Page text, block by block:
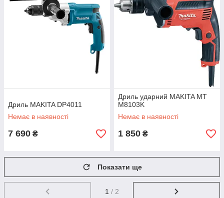
Дриль MAKITA DP4011
Немає в наявності
7 690 ₴
Дриль ударний MAKITA MT
M8103K
Немає в наявності
1 850 ₴
Показати ще
1 / 2